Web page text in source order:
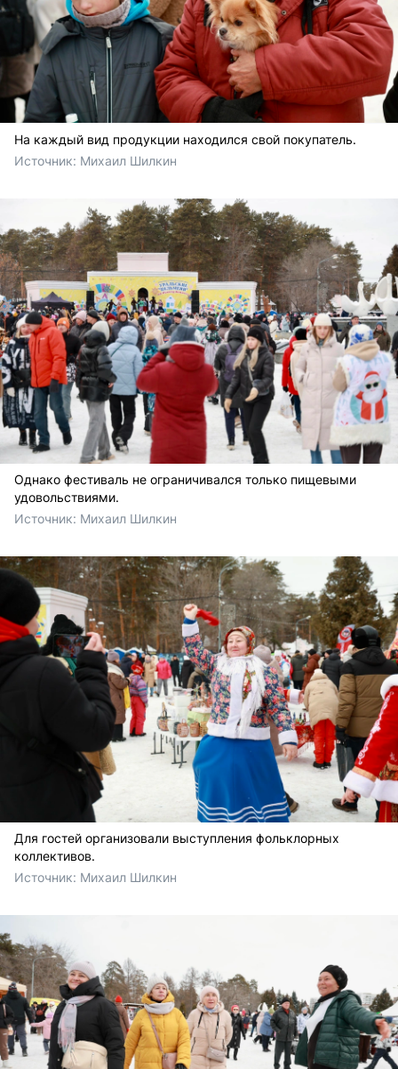
На каждый вид продукции находился свой покупатель.
Источник: Михаил Шилкин
Однако фестиваль не ограничивался только пищевыми
удовольствиями.
Источник: Михаил Шилкин
Для гостей организовали выступления фольклорных
коллективов.
Источник: Михаил Шилкин